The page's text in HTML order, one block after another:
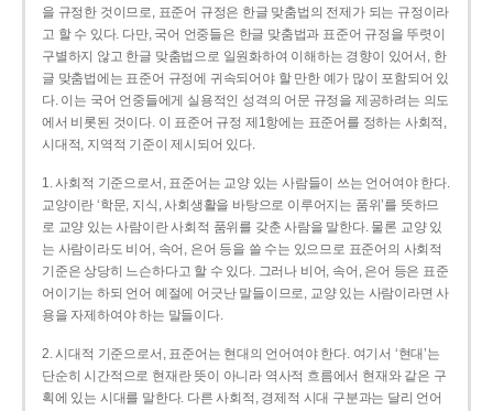
을 규정한 것이므로, 표준어 규정은 한글 맞춤법의 전제가 되는 규정이라
고 할 수 있다. 다만, 국어 언중들은 한글 맞춤법과 표준어 규정을 뚜렷이
구별하지 않고 한글 맞춤법으로 일원화하여 이해하는 경향이 있어서, 한
글 맞춤법에는 표준어 규정에 귀속되어야 할 만한 예가 많이 포함되어 있
다. 이는 국어 언중들에게 실용적인 성격의 어문 규정을 제공하려는 의도
에서 비롯된 것이다. 이 표준어 규정 제1항에는 표준어를 정하는 사회적,
시대적, 지역적 기준이 제시되어 있다.
1. 사회적 기준으로서, 표준어는 교양 있는 사람들이 쓰는 언어여야 한다.
교양이란 ‘학문, 지식, 사회생활을 바탕으로 이루어지는 품위’를 뜻하므
로 교양 있는 사람이란 사회적 품위를 갖춘 사람을 말한다. 물론 교양 있
는 사람이라도 비어, 속어, 은어 등을 쓸 수는 있으므로 표준어의 사회적
기준은 상당히 느슨하다고 할 수 있다. 그러나 비어, 속어, 은어 등은 표준
어이기는 하되 언어 예절에 어긋난 말들이므로, 교양 있는 사람이라면 사
용을 자제하여야 하는 말들이다.
2. 시대적 기준으로서, 표준어는 현대의 언어여야 한다. 여기서 ‘현대’는
단순히 시간적으로 현재란 뜻이 아니라 역사적 흐름에서 현재와 같은 구
획에 있는 시대를 말한다. 다른 사회적, 경제적 시대 구분과는 달리 언어